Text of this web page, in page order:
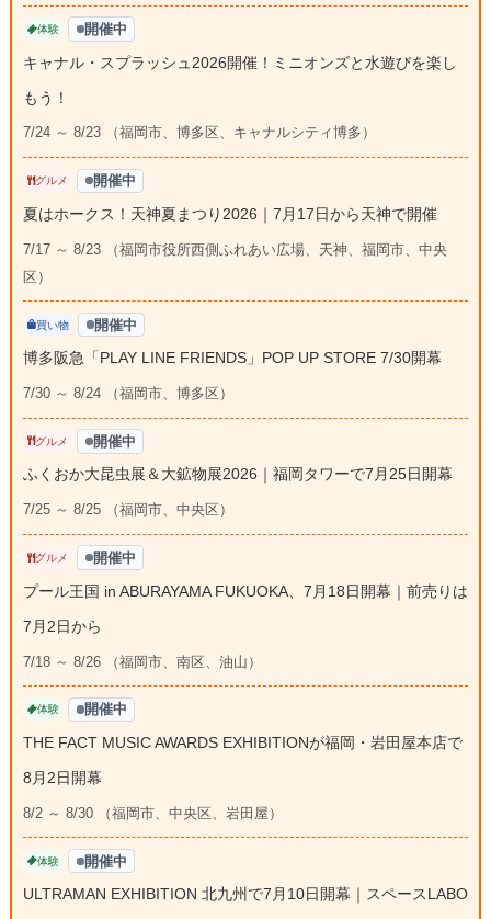
体験 開催中
キャナル・スプラッシュ2026開催！ミニオンズと水遊びを楽し
もう！
7/24 ～ 8/23 （福岡市、博多区、キャナルシティ博多）
グルメ 開催中
夏はホークス！天神夏まつり2026｜7月17日から天神で開催
7/17 ～ 8/23 （福岡市役所西側ふれあい広場、天神、福岡市、中央
区）
買い物 開催中
博多阪急「PLAY LINE FRIENDS」POP UP STORE 7/30開幕
7/30 ～ 8/24 （福岡市、博多区）
グルメ 開催中
ふくおか大昆虫展＆大鉱物展2026｜福岡タワーで7月25日開幕
7/25 ～ 8/25 （福岡市、中央区）
グルメ 開催中
プール王国 in ABURAYAMA FUKUOKA、7月18日開幕｜前売りは
7月2日から
7/18 ～ 8/26 （福岡市、南区、油山）
体験 開催中
THE FACT MUSIC AWARDS EXHIBITIONが福岡・岩田屋本店で
8月2日開幕
8/2 ～ 8/30 （福岡市、中央区、岩田屋）
体験 開催中
ULTRAMAN EXHIBITION 北九州で7月10日開幕｜スペースLABO